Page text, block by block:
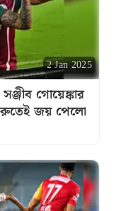
2 Jan 2025
গোয়েঙ্কার
জয় পেলো